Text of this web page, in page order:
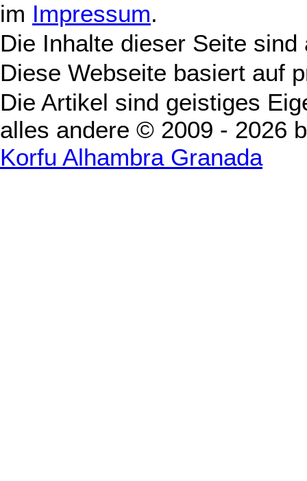
im Impressum.
Die Inhalte dieser Seite
Diese Webseite basiert auf
Die Artikel sind geistiges
alles andere © 2009 - 2026
Korfu Alhambra Granada